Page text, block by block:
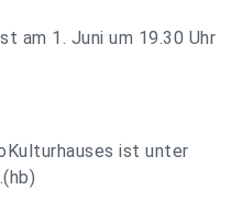
am 1. Juni um 19.30 Uhr
ist unter